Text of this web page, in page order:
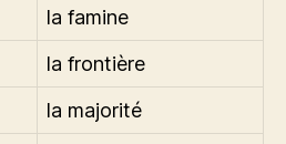
la famine
la frontière
la majorité